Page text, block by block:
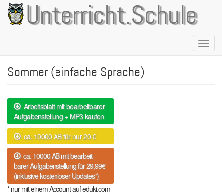
Direkt
zum
Inhalt
Unterricht.Schule
Sommer (einfache Sprache)
Arbeitsblatt mit bearbeitbarer
Aufgabenstellung + MP3 kaufen
ca. 10000 AB für nur 20 €
ca. 10000 AB mit bearbeit-
barer Aufgabenstellung für 29,99€
(inklusive kostenloser Updates*)
* nur mit einem Account auf eduki.com